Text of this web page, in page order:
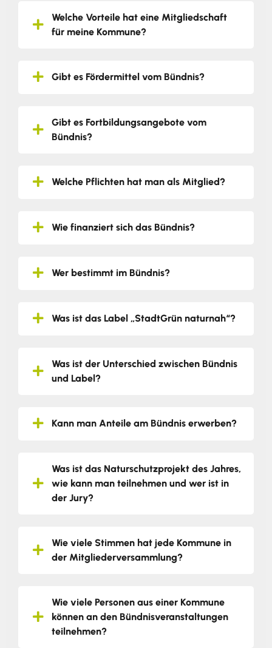
Welche Vorteile hat eine Mitgliedschaft
für meine Kommune?
Gibt es Fördermittel vom Bündnis?
Gibt es Fortbildungsangebote vom
Bündnis?
Welche Pflichten hat man als Mitglied?
Wie finanziert sich das Bündnis?
Wer bestimmt im Bündnis?
Was ist das Label „StadtGrün naturnah“?
Was ist der Unterschied zwischen Bündnis
und Label?
Kann man Anteile am Bündnis erwerben?
Was ist das Naturschutzprojekt des Jahres,
wie kann man teilnehmen und wer ist in
der Jury?
Wie viele Stimmen hat jede Kommune in
der Mitgliederversammlung?
Wie viele Personen aus einer Kommune
können an den Bündnisveranstaltungen
teilnehmen?